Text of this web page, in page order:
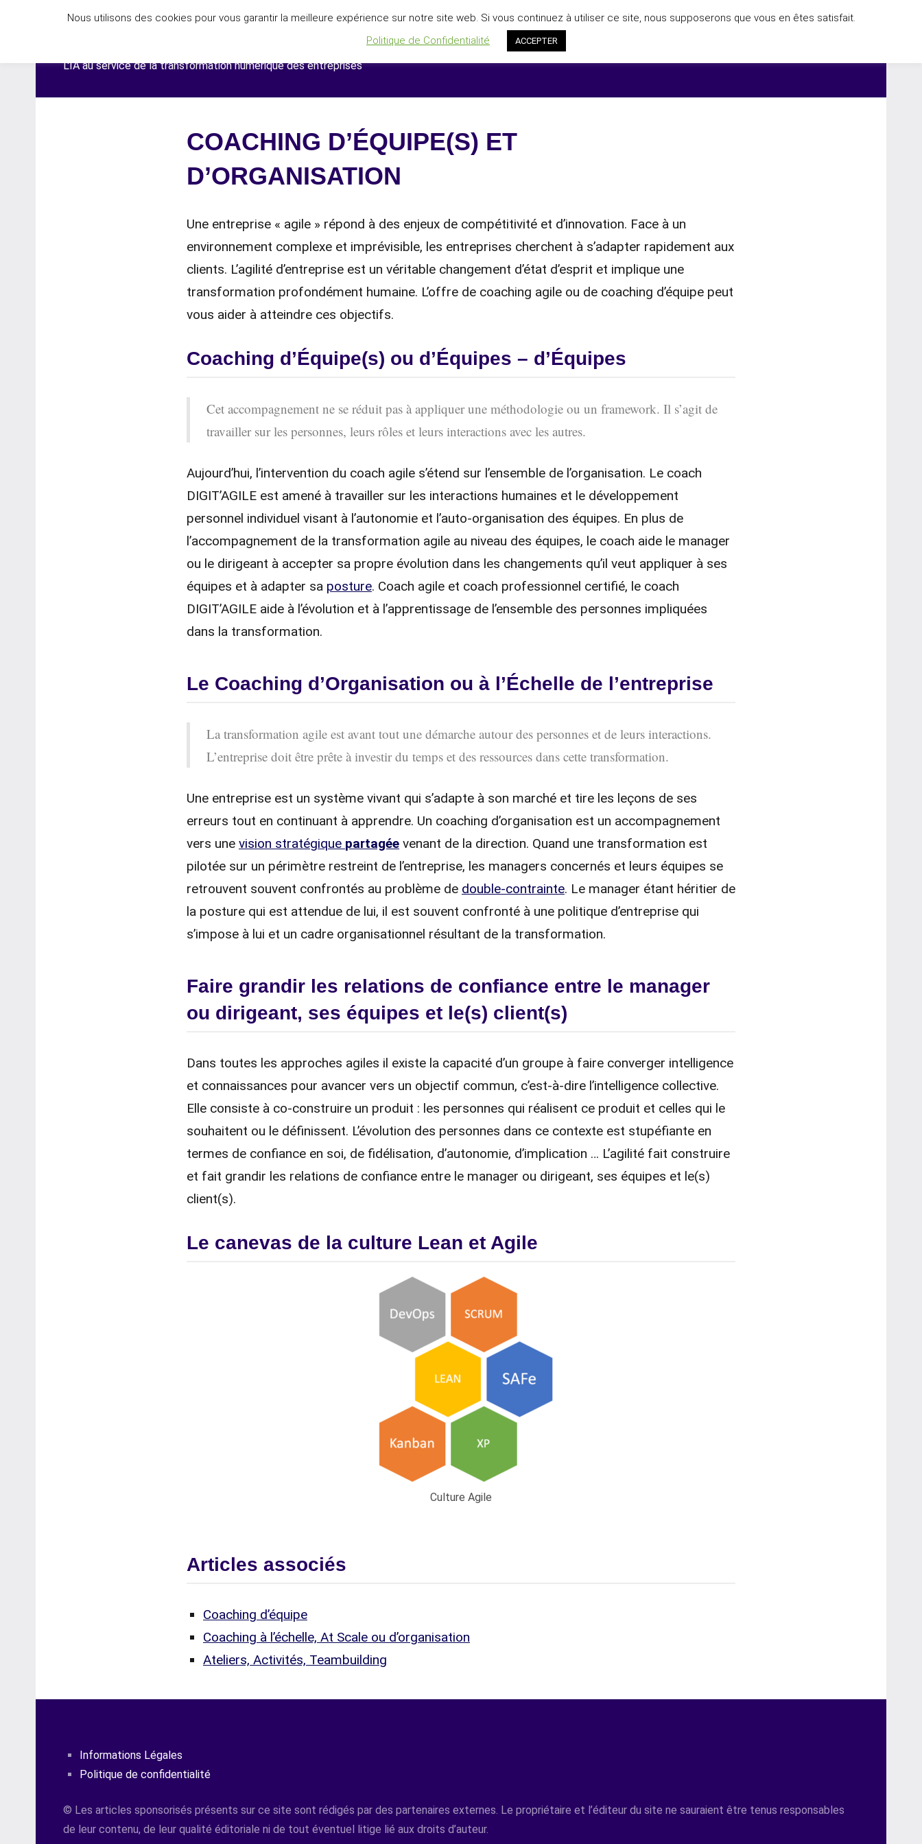
L'IA au service de la transformation numérique des entreprises
COACHING D’ÉQUIPE(S) ET
D’ORGANISATION
Une entreprise « agile » répond à des enjeux de compétitivité et d’innovation. Face à un
environnement complexe et imprévisible, les entreprises cherchent à s’adapter rapidement aux
clients. L’agilité d’entreprise est un véritable changement d’état d’esprit et implique une
transformation profondément humaine. L’offre de coaching agile ou de coaching d’équipe peut
vous aider à atteindre ces objectifs.
Coaching d’Équipe(s) ou d’Équipes – d’Équipes
Cet accompagnement ne se réduit pas à appliquer une méthodologie ou un framework. Il s’agit de
travailler sur les personnes, leurs rôles et leurs interactions avec les autres.
Aujourd’hui, l’intervention du coach agile s’étend sur l’ensemble de l’organisation. Le coach
DIGIT’AGILE est amené à travailler sur les interactions humaines et le développement
personnel individuel visant à l’autonomie et l’auto-organisation des équipes. En plus de
l’accompagnement de la transformation agile au niveau des équipes, le coach aide le manager
ou le dirigeant à accepter sa propre évolution dans les changements qu’il veut appliquer à ses
équipes et à adapter sa posture. Coach agile et coach professionnel certifié, le coach
DIGIT’AGILE aide à l’évolution et à l’apprentissage de l’ensemble des personnes impliquées
dans la transformation.
Le Coaching d’Organisation ou à l’Échelle de l’entreprise
La transformation agile est avant tout une démarche autour des personnes et de leurs interactions.
L’entreprise doit être prête à investir du temps et des ressources dans cette transformation.
Une entreprise est un système vivant qui s’adapte à son marché et tire les leçons de ses
erreurs tout en continuant à apprendre. Un coaching d’organisation est un accompagnement
vers une vision stratégique partagée venant de la direction. Quand une transformation est
pilotée sur un périmètre restreint de l’entreprise, les managers concernés et leurs équipes se
retrouvent souvent confrontés au problème de double-contrainte. Le manager étant héritier de
la posture qui est attendue de lui, il est souvent confronté à une politique d’entreprise qui
s’impose à lui et un cadre organisationnel résultant de la transformation.
Faire grandir les relations de confiance entre le manager
ou dirigeant, ses équipes et le(s) client(s)
Dans toutes les approches agiles il existe la capacité d’un groupe à faire converger intelligence
et connaissances pour avancer vers un objectif commun, c’est-à-dire l’intelligence collective.
Elle consiste à co-construire un produit : les personnes qui réalisent ce produit et celles qui le
souhaitent ou le définissent. L’évolution des personnes dans ce contexte est stupéfiante en
termes de confiance en soi, de fidélisation, d’autonomie, d’implication … L’agilité fait construire
et fait grandir les relations de confiance entre le manager ou dirigeant, ses équipes et le(s)
client(s).
Le canevas de la culture Lean et Agile
Culture Agile
Articles associés
Coaching d’équipe
Coaching à l’échelle, At Scale ou d’organisation
Ateliers, Activités, Teambuilding
Informations Légales
Politique de confidentialité
© Les articles sponsorisés présents sur ce site sont rédigés par des partenaires externes. Le propriétaire et l’éditeur du site ne sauraient être tenus responsables
de leur contenu, de leur qualité éditoriale ni de tout éventuel litige lié aux droits d’auteur.
Nous utilisons des cookies pour vous garantir la meilleure expérience sur notre site web. Si vous continuez à utiliser ce site, nous supposerons que vous en êtes satisfait.
Politique de Confidentialité
ACCEPTER